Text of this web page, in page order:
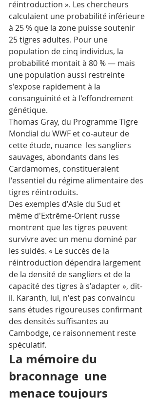
réintroduction ». Les chercheurs
calculaient une probabilité inférieure
à 25 % que la zone puisse soutenir
25 tigres adultes. Pour une
population de cinq individus, la
probabilité montait à 80 % — mais
une population aussi restreinte
s'expose rapidement à la
consanguinité et à l'effondrement
génétique.
Thomas Gray, du Programme Tigre
Mondial du WWF et co-auteur de
cette étude, nuance  les sangliers
sauvages, abondants dans les
Cardamomes, constitueraient
l'essentiel du régime alimentaire des
tigres réintroduits.
Des exemples d'Asie du Sud et
même d'Extrême-Orient russe
montrent que les tigres peuvent
survivre avec un menu dominé par
les suidés. « Le succès de la
réintroduction dépendra largement
de la densité de sangliers et de la
capacité des tigres à s'adapter », dit-
il. Karanth, lui, n'est pas convaincu
sans études rigoureuses confirmant
des densités suffisantes au
Cambodge, ce raisonnement reste
spéculatif.
La mémoire du
braconnage  une
menace toujours